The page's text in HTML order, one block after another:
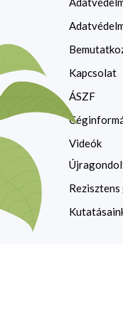
Kapcsolat
ÁSZF
Videók